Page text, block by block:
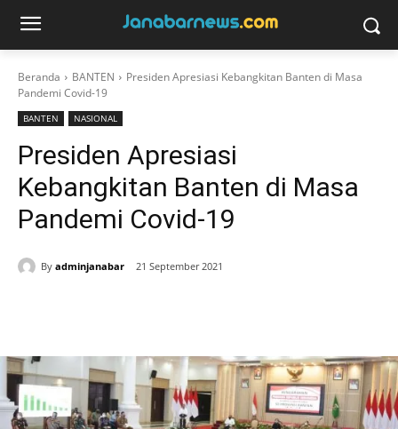
Beranda BANTEN
Presiden Apresiasi Kebangkitan Banten di Masa
Pandemi Covid-19
BANTEN NASIONAL
Presiden Apresiasi
Kebangkitan Banten di Masa
Pandemi Covid-19
By adminjanabar 21 September 2021